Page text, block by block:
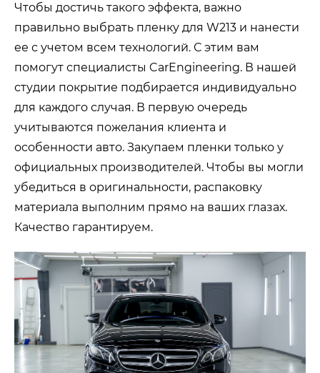
Чтобы достичь такого эффекта, важно
правильно выбрать пленку для W213 и нанести
ее с учетом всем технологий. С этим вам
помогут специалисты CarEngineering. В нашей
студии покрытие подбирается индивидуально
для каждого случая. В первую очередь
учитываются пожелания клиента и
особенности авто. Закупаем пленки только у
официальных производителей. Чтобы вы могли
убедиться в оригинальности, распаковку
материала выполним прямо на ваших глазах.
Качество гарантируем.